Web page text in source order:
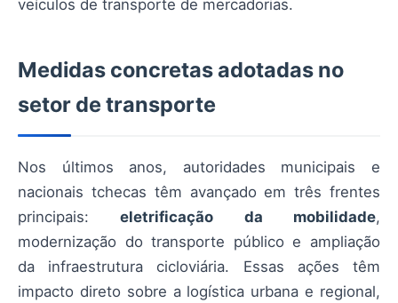
veículos de transporte de mercadorias.
Medidas concretas adotadas no
setor de transporte
Nos últimos anos, autoridades municipais e
nacionais tchecas têm avançado em três frentes
principais:eletrificação da mobilidade,
modernização do transporte público e ampliação
da infraestrutura cicloviária. Essas ações têm
impacto direto sobre a logística urbana e regional,